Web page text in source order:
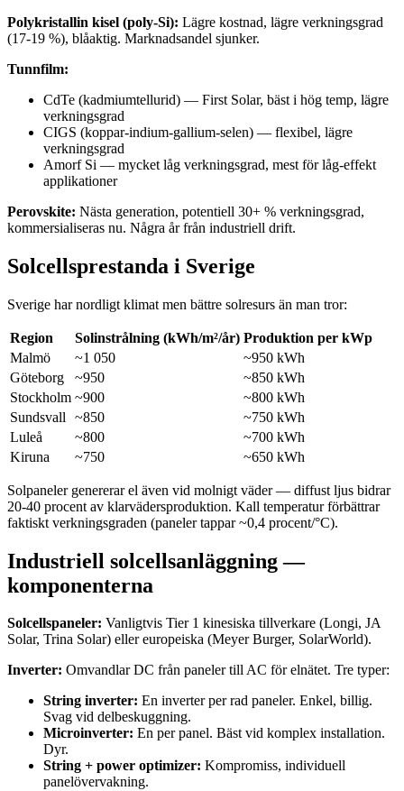
Polykristallin kisel (poly-Si): Lägre kostnad, lägre verkningsgrad
(17-19 %), blåaktig. Marknadsandel sjunker.
Tunnfilm:
CdTe (kadmiumtellurid) — First Solar, bäst i hög temp, lägre
verkningsgrad
CIGS (koppar-indium-gallium-selen) — flexibel, lägre
verkningsgrad
Amorf Si — mycket låg verkningsgrad, mest för låg-effekt
applikationer
Perovskite: Nästa generation, potentiell 30+ % verkningsgrad,
kommersialiseras nu. Några år från industriell drift.
Solcellsprestanda i Sverige
Sverige har nordligt klimat men bättre solresurs än man tror:
Region Solinstrålning (kWh/m²/år) Produktion per kWp
Malmö
~1 050
~950 kWh
Göteborg
~950
~850 kWh
Stockholm ~900
~800 kWh
Sundsvall
~850
~750 kWh
Luleå
~800
~700 kWh
Kiruna
~750 ~650 kWh
Solpaneler genererar el även vid molnigt väder — diffust ljus bidrar
20-40 procent av klarvädersproduktion. Kall temperatur förbättrar
faktiskt verkningsgraden (paneler tappar ~0,4 procent/°C).
Industriell solcellsanläggning —
komponenterna
Solcellspaneler: Vanligtvis Tier 1 kinesiska tillverkare (Longi, JA
Solar, Trina Solar) eller europeiska (Meyer Burger, SolarWorld).
Inverter: Omvandlar DC från paneler till AC för elnätet. Tre typer:
String inverter: En inverter per rad paneler. Enkel, billig.
Svag vid delbeskuggning.
Microinverter: En per panel. Bäst vid komplex installation.
Dyr.
String + power optimizer: Kompromiss, individuell
panelövervakning.